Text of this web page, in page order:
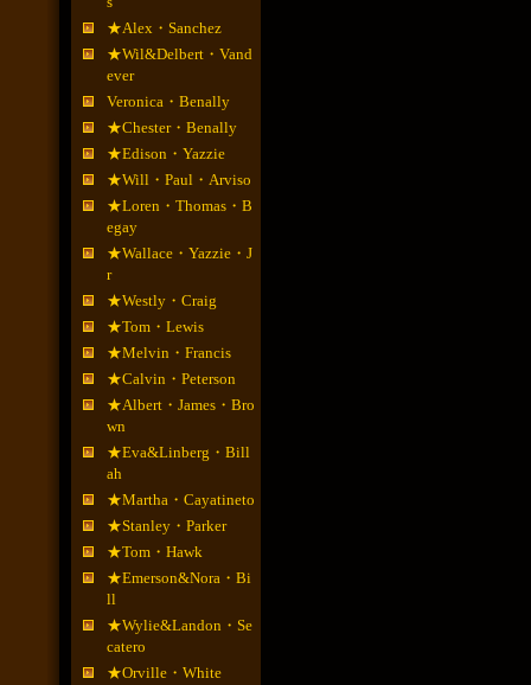
★Alex・Sanchez
★Wil&Delbert・Vand
ever
Veronica・Benally
★Chester・Benally
★Edison・Yazzie
★Will・Paul・Arviso
★Loren・Thomas・B
egay
★Wallace・Yazzie・J
r
★Westly・Craig
★Tom・Lewis
★Melvin・Francis
★Calvin・Peterson
★Albert・James・Bro
wn
★Eva&Linberg・Bill
ah
★Martha・Cayatineto
★Stanley・Parker
★Tom・Hawk
★Emerson&Nora・Bi
ll
★Wylie&Landon・Se
catero
★Orville・White